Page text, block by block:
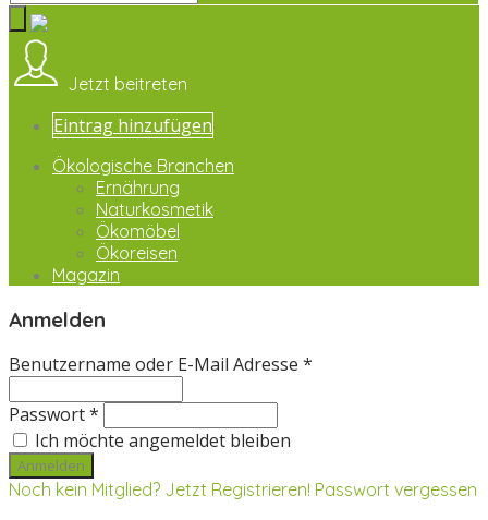
Jetzt beitreten
Eintrag hinzufügen
Ökologische Branchen
Ernährung
Naturkosmetik
Ökomöbel
Ökoreisen
Magazin
Anmelden
Benutzername oder E-Mail Adresse *
Passwort *
Ich möchte angemeldet bleiben
Noch kein Mitglied? Jetzt Registrieren! Passwort vergessen